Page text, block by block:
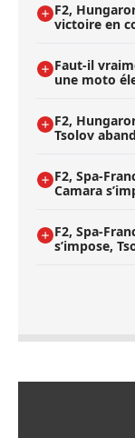
F2,
victoire en
Faut-il
une moto
F2,
Tsolov
F2, Spa-
Camara
F2, Spa-
s’impose,